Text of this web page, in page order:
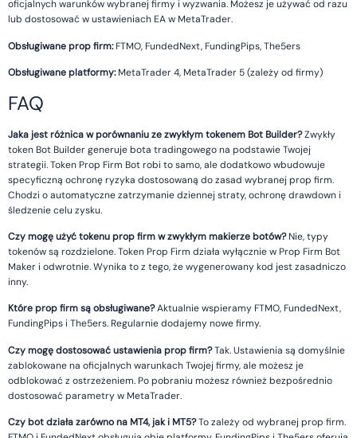
oficjalnych warunków wybranej firmy i wyzwania. Możesz je używać od razu
lub dostosować w ustawieniach EA w MetaTrader.
Obsługiwane prop firm:FTMO, FundedNext, FundingPips, The5ers
Obsługiwane platformy:MetaTrader 4, MetaTrader 5 (zależy od firmy)
FAQ
Jaka jest różnica w porównaniu ze zwykłym tokenem Bot Builder?Zwykły
token Bot Builder generuje bota tradingowego na podstawie Twojej
strategii. Token Prop Firm Bot robi to samo, ale dodatkowo wbudowuje
specyficzną ochronę ryzyka dostosowaną do zasad wybranej prop firm.
Chodzi o automatyczne zatrzymanie dziennej straty, ochronę drawdown i
śledzenie celu zysku.
Czy mogę użyć tokenu prop firm w zwykłym makierze botów?Nie, typy
tokenów są rozdzielone. Token Prop Firm działa wyłącznie w Prop Firm Bot
Maker i odwrotnie. Wynika to z tego, że wygenerowany kod jest zasadniczo
inny.
Które prop firm są obsługiwane?Aktualnie wspieramy FTMO, FundedNext,
FundingPips i The5ers. Regularnie dodajemy nowe firmy.
Czy mogę dostosować ustawienia prop firm?Tak. Ustawienia są domyślnie
zablokowane na oficjalnych warunkach Twojej firmy, ale możesz je
odblokować z ostrzeżeniem. Po pobraniu możesz również bezpośrednio
dostosować parametry w MetaTrader.
Czy bot działa zarówno na MT4, jak i MT5?To zależy od wybranej prop firm.